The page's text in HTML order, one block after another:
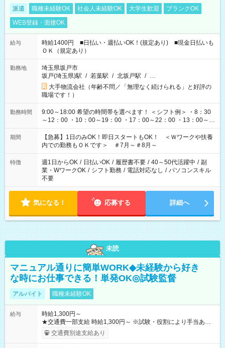
派遣 職種未経験OK 社会人未経験OK 大学生歓迎
ブランクOK
WEB登録・面接OK
給与
時給1400円 ■日払い・週払いOK！(規定あり) ■現金日払いも
ＯＫ（規定あり）
勤務地
埼玉県坂戸市
坂戸(埼玉県)駅 / 若葉駅 / 北坂戸駅 / …
大手物流会社（年齢不問／「無理なく続けられる」と好評の
職場です！）
勤務時間
9:00～18:00 希望の時間帯を選べます！ ＜シフト例＞ ・8：30
～12：00 ・10：00～19：00 ・17：00～22：00 ・13：00～
22：00 ・22：00～翌6：00 など
期間
【急募】1日のみOK！即日スタートもOK！ ＜Ｗワークや扶養
内での勤務もＯＫです＞ ＃7月～＃8月～
特徴 週1日からOK / 日払いOK / 履歴書不要 / 40～50代活躍中 / 副
業・WワークOK / シフト勤務 / 電話対応なし / パソコンスキル
不要
気になる！ 応募する 詳細へ
未読
マニュアル通りに簡単WORK◆未経験から好き
な時にお仕事できる！単発OK◎試験監督
アルバイト 職種未経験OK
給与
時給1,300円～
★交通費一部支給 時給1,300円～ ※試験・役割により手当あり
※勤務回数により昇給あり 【即給（前払い）オプションあ
り！】 希望される場合、勤務から1週間ほどで給与の一部を受け
交通費別途支給あり